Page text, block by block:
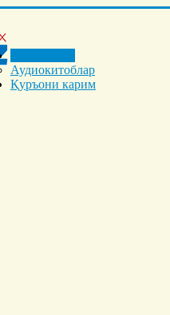
Аудиокитоблар
Қуръони карим